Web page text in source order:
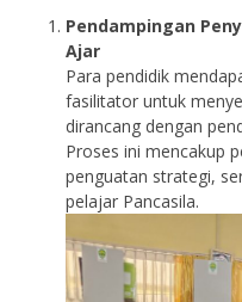
Pendampingan
Ajar
Para pendidik
fasilitator untuk
dirancang dengan
Proses ini mencakup
penguatan strategi,
pelajar Pancasila.